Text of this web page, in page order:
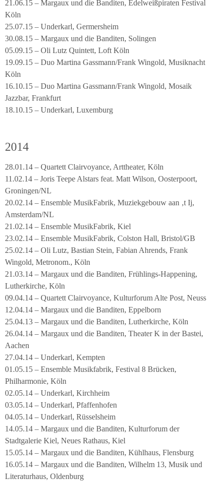
21.06.15 – Margaux und die Banditen, Edelweißpiraten Festival
Köln
25.07.15 – Underkarl, Germersheim
30.08.15 – Margaux und die Banditen, Solingen
05.09.15 – Oli Lutz Quintett, Loft Köln
19.09.15 – Duo Martina Gassmann/Frank Wingold, Musiknacht
Köln
16.10.15 – Duo Martina Gassmann/Frank Wingold, Mosaik
Jazzbar, Frankfurt
18.10.15 – Underkarl, Luxemburg
2014
28.01.14 – Quartett Clairvoyance, Arttheater, Köln
11.02.14 – Joris Teepe Alstars feat. Matt Wilson, Oosterpoort,
Groningen/NL
20.02.14 – Ensemble MusikFabrik, Muziekgebouw aan ‚t Ij,
Amsterdam/NL
21.02.14 – Ensemble MusikFabrik, Kiel
23.02.14 – Ensemble MusikFabrik, Colston Hall, Bristol/GB
25.02.14 – Oli Lutz, Bastian Stein, Fabian Ahrends, Frank
Wingold, Metronom., Köln
21.03.14 – Margaux und die Banditen, Frühlings-Happening,
Lutherkirche, Köln
09.04.14 – Quartett Clairvoyance, Kulturforum Alte Post, Neuss
12.04.14 – Margaux und die Banditen, Eppelborn
25.04.13 – Margaux und die Banditen, Lutherkirche, Köln
26.04.14 – Margaux und die Banditen, Theater K in der Bastei,
Aachen
27.04.14 – Underkarl, Kempten
01.05.15 – Ensemble Musikfabrik, Festival 8 Brücken,
Philharmonie, Köln
02.05.14 – Underkarl, Kirchheim
03.05.14 – Underkarl, Pfaffenhofen
04.05.14 – Underkarl, Rüsselsheim
14.05.14 – Margaux und die Banditen, Kulturforum der
Stadtgalerie Kiel, Neues Rathaus, Kiel
15.05.14 – Margaux und die Banditen, Kühlhaus, Flensburg
16.05.14 – Margaux und die Banditen, Wilhelm 13, Musik und
Literaturhaus, Oldenburg